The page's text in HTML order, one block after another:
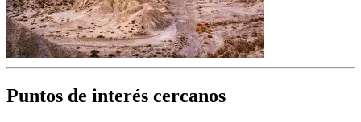
Puntos de interés cercanos